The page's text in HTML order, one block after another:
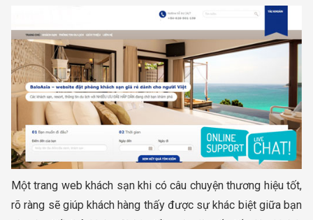
Một trang web khách sạn khi có câu chuyện thương hiệu tốt,
rõ ràng sẽ giúp khách hàng thấy được sự khác biệt giữa bạn